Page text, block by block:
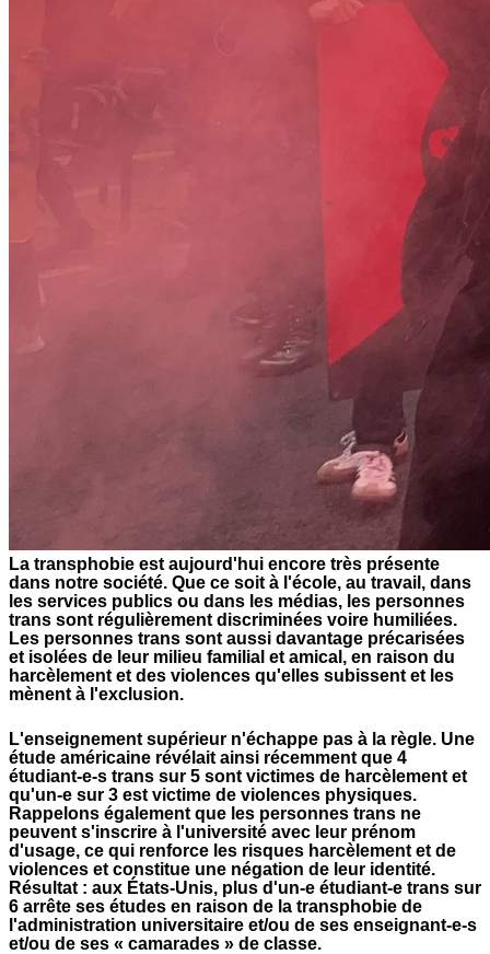
La transphobie est aujourd'hui encore très présente
dans notre société. Que ce soit à l'école, au travail, dans
les services publics ou dans les médias, les personnes
trans sont régulièrement discriminées voire humiliées.
Les personnes trans sont aussi davantage précarisées
et isolées de leur milieu familial et amical, en raison du
harcèlement et des violences qu'elles subissent et les
mènent à l'exclusion.
L'enseignement supérieur n'échappe pas à la règle. Une
étude américaine révélait ainsi récemment que 4
étudiant-e-s trans sur 5 sont victimes de harcèlement et
qu'un-e sur 3 est victime de violences physiques.
Rappelons également que les personnes trans ne
peuvent s'inscrire à l'université avec leur prénom
d'usage, ce qui renforce les risques harcèlement et de
violences et constitue une négation de leur identité.
Résultat : aux États-Unis, plus d'un-e étudiant-e trans sur
6 arrête ses études en raison de la transphobie de
l'administration universitaire et/ou de ses enseignant-e-s
et/ou de ses « camarades » de classe.